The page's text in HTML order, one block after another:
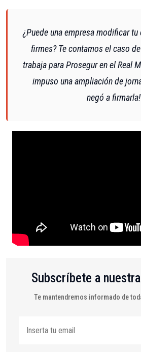
¿Puede una empresa modificar
firmes? Te contamos el caso
trabaja para Prosegur en el Real
impuso una ampliación de
negó a firmarla!
Subscríbete a
Te mantendremos informado de